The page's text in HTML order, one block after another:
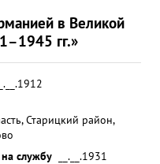
в Великой
гг.»
__.__.1912
Старицкий район,
службу
__.__.1931